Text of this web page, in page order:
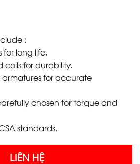
:
for long life.
coils for durability.
armatures for accurate
chosen for torque and
standards.
LIÊN HỆ